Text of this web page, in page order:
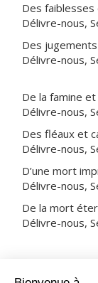
Des faiblesses
Délivre-nous,
Des
Délivre-nous,
De la famine
Délivre-nous,
Des fléaux et
Délivre-nous,
D’une mort
Délivre-nous,
De la mort
Délivre-nous,